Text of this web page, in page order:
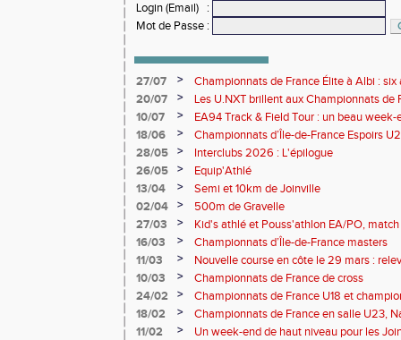
Login (Email)
:
Mot de Passe :
27/07 >
Championnats de France Élite à Albi :
rendez-vous de l'élite nationale
20/07 >
Les U.NXT brillent aux Championnats de
une pluie de performances
10/07 >
EA94 Track & Field Tour : un beau
18/06
>
Championnats d’Île-de-France Espoirs
28/05
>
Interclubs 2026 : L'épilogue
26/05
>
Equip'Athlé
13/04
>
Semi et 10km de Joinville
02/04
>
500m de Gravelle
27/03
>
Kid's athlé et Pouss'athlon EA/PO,
championnat LIFA épreuves combinées
16/03 >
Championnats d’Île-de-France masters
11/03
>
Nouvelle course en côte le 29 mars :
10/03
>
Championnats de France de cross
24/02
>
Championnats de France U18 et
Lancers Long
18/02 >
Championnats de France en salle U23,
de cross-country
11/02 >
Un week-end de haut niveau pour les